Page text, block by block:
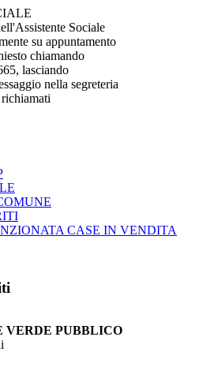
Sociale
su appuntamento
chiamando
lasciando
nella segreteria
CASE IN VENDITA
VERDE PUBBLICO